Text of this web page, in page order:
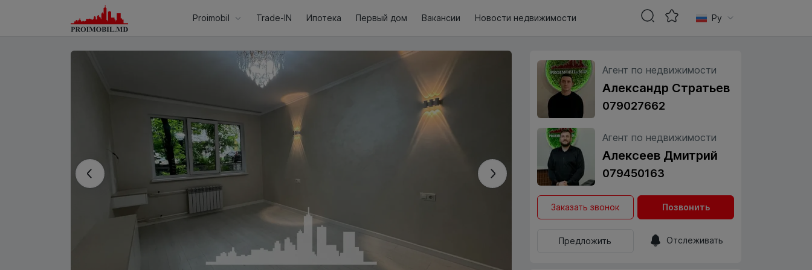
Агент по недвижимости
Александр Стратьев
079027662
Агент по недвижимости
Алексеев Дмитрий
079450163
Заказать звонок Позвонить
Предложить Отслеживать
Proimobil Trade-IN Ипотека Первый дом Вакансии Новости недвижимости Ру